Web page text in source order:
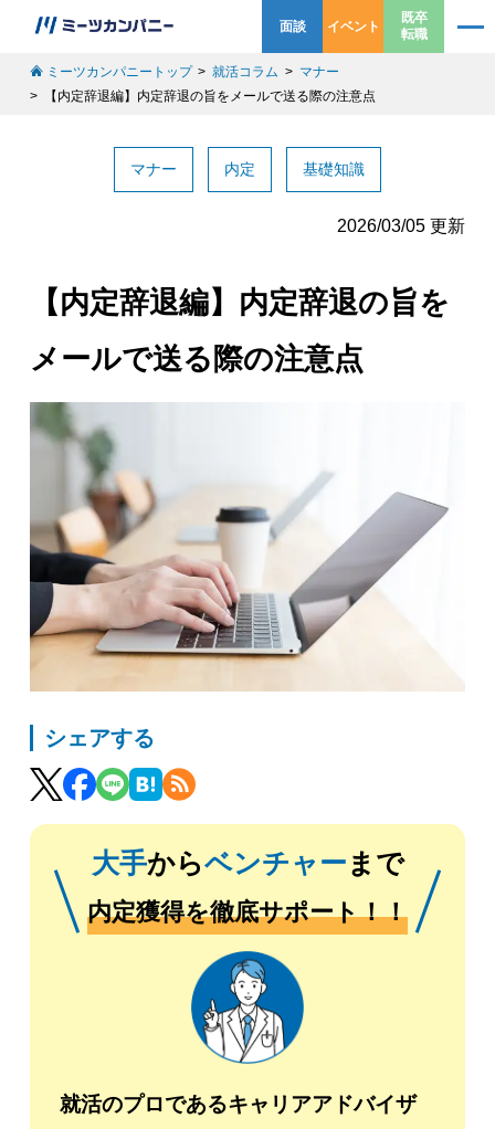
面談 イベント
既卒
転職
ミーツカンパニートップ 就活コラム
マナー
【内定辞退編】内定辞退の旨をメールで送る際の注意点
マナー 内定 基礎知識
2026/03/05 更新
【内定辞退編】内定辞退の旨を
メールで送る際の注意点
シェアする
大手からベンチャー まで
内定獲得を徹底サポート！！
就活のプロであるキャリアアドバイザ